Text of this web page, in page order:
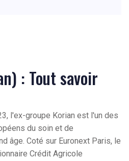
: Tout savoir
l'ex-groupe Korian est l'un des
du soin et de
âge. Coté sur Euronext Paris, le
Crédit Agricole